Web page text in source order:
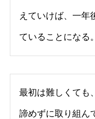
えていけば、一年
ていることになる。
最初は難しくても
諦めずに取り組ん